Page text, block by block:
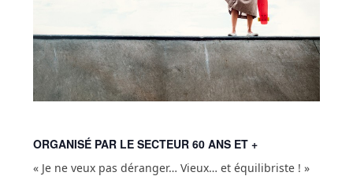
ORGANISÉ PAR LE SECTEUR 60 ANS ET +
« Je ne veux pas déranger… Vieux… et équilibriste ! »